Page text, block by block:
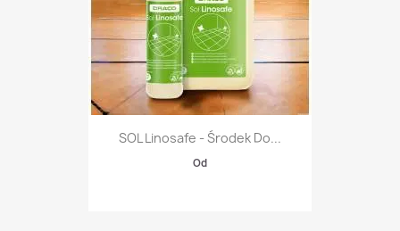
SOL Linosafe - Środek Do...
Od